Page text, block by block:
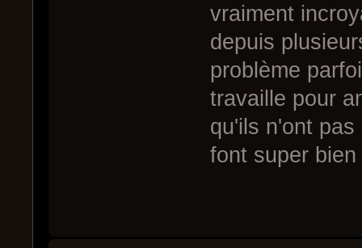
vraiment
depuis
problème
travaille pour
qu'ils n'ont
font super